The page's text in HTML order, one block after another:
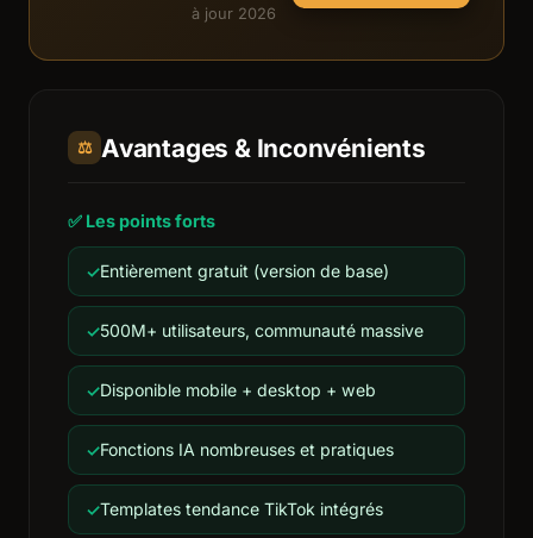
à jour 2026
⚖️ Avantages & Inconvénients
✅ Les points forts
Entièrement gratuit (version de base)
500M+ utilisateurs, communauté massive
Disponible mobile + desktop + web
Fonctions IA nombreuses et pratiques
Templates tendance TikTok intégrés